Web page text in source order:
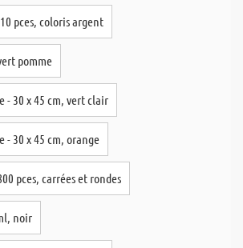
pces, coloris argent
pomme
- 30 x 45 cm, vert clair
30 x 45 cm, orange
pces, carrées et rondes
noir